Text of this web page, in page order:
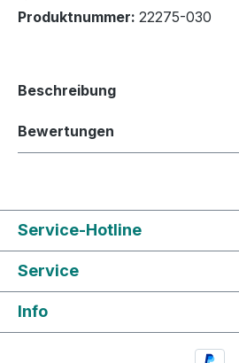
Produktnummer: 22275-030
Beschreibung
Bewertungen
Service-Hotline
Service
Info